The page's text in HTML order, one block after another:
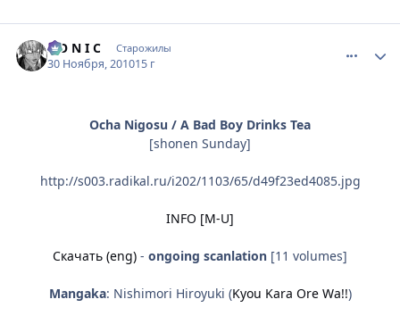
S O N I C Старожилы
30 Ноября, 201015 г
Ocha Nigosu / A Bad Boy Drinks Tea
[shonen Sunday]
http://s003.radikal.ru/i202/1103/65/d49f23ed4085.jpg
INFO [M-U]
Скачать (eng) - ongoing scanlation [11 volumes]
Mangaka: Nishimori Hiroyuki (Kyou Kara Ore Wa!!)